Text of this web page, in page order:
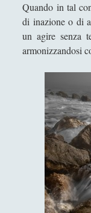
"macchia
Paolo
Pedagogia
Riflessioni
la guerra
per
Roland
variazione
nomignolo
Quando in tal
di inazione o di
un agire senza
armonizzandosi